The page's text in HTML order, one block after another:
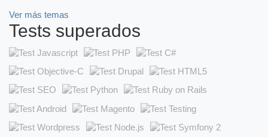
Ver más temas
Tests superados